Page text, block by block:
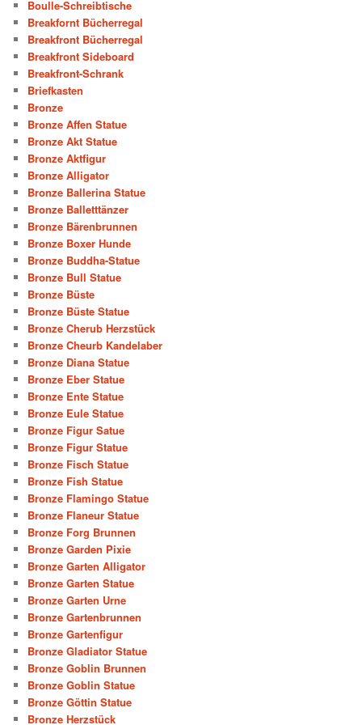
Boulle-Schreibtische
Breakfornt Bücherregal
Breakfront Bücherregal
Breakfront Sideboard
Breakfront-Schrank
Briefkasten
Bronze
Bronze Affen Statue
Bronze Akt Statue
Bronze Aktfigur
Bronze Alligator
Bronze Ballerina Statue
Bronze Balletttänzer
Bronze Bärenbrunnen
Bronze Boxer Hunde
Bronze Buddha-Statue
Bronze Bull Statue
Bronze Büste
Bronze Büste Statue
Bronze Cherub Herzstück
Bronze Cheurb Kandelaber
Bronze Diana Statue
Bronze Eber Statue
Bronze Ente Statue
Bronze Eule Statue
Bronze Figur Satue
Bronze Figur Statue
Bronze Fisch Statue
Bronze Fish Statue
Bronze Flamingo Statue
Bronze Flaneur Statue
Bronze Forg Brunnen
Bronze Garden Pixie
Bronze Garten Alligator
Bronze Garten Statue
Bronze Garten Urne
Bronze Gartenbrunnen
Bronze Gartenfigur
Bronze Gladiator Statue
Bronze Goblin Brunnen
Bronze Goblin Statue
Bronze Göttin Statue
Bronze Herzstück